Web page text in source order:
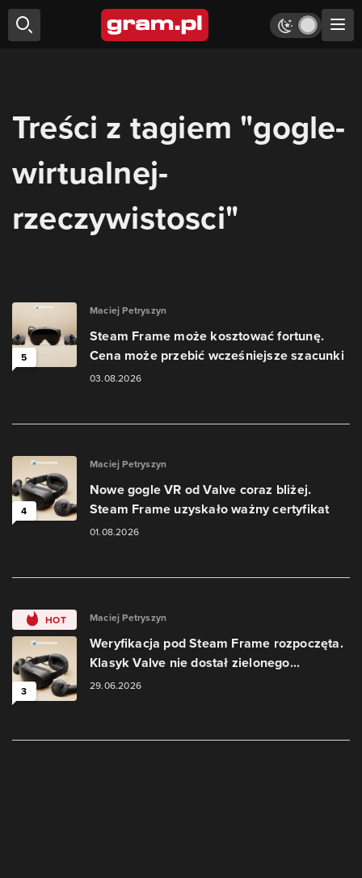
Treści z tagiem "gogle-
wirtualnej-
rzeczywistosci"
5
Maciej Petryszyn
Steam Frame może kosztować fortunę.
Cena może przebić wcześniejsze szacunki
03.08.2026
4
Maciej Petryszyn
Nowe gogle VR od Valve coraz bliżej.
Steam Frame uzyskało ważny certyfikat
01.08.2026
HOT
3
Maciej Petryszyn
Weryfikacja pod Steam Frame rozpoczęta.
Klasyk Valve nie dostał zielonego...
29.06.2026